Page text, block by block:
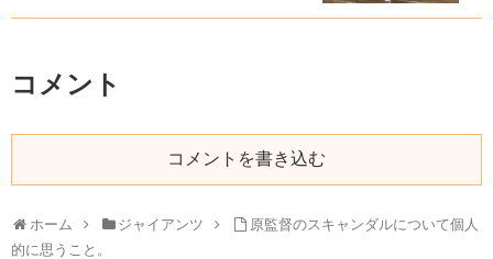
コメント
コメントを書き込む
ホーム ジャイアンツ
原監督のスキャンダルについて個人
的に思うこと。